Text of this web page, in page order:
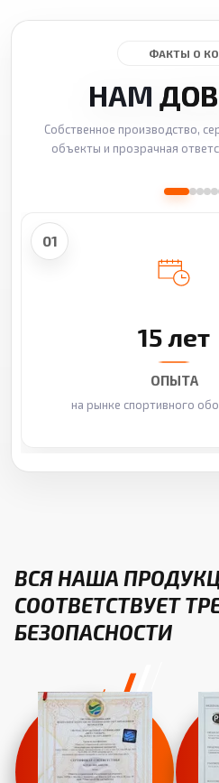
ФАКТЫ О
НАМ
Собственное производство,
объекты и прозрачная
01
15 лет
ОПЫТА
на рынке спортивного
ВСЯ НАША
СООТВЕТСТВУЕТ
БЕЗОПАСНОСТИ